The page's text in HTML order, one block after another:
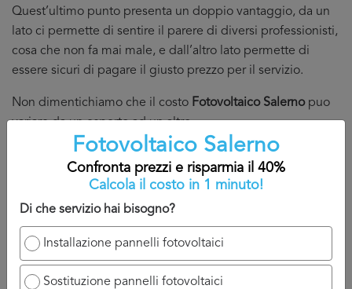
Quest’ultimo punto presenta un doppio vantaggio, da un
lato ci permette di sentire il parere di diversi professionisti,
cosa che non fa mai male, e dall’altro lato permette di
essere sicuri di pagare il giusto prezzo per il servizio.
Non dimentichiamo che il costo Fotovoltaico Salernopuo
variare da un esperto ad un altro.
Tuttavia, il fatto di aver fatto un confronto, aver discusso
con diversi professionisti e avere in mano diversi preventivi
Infatti, non sempre è giusto affidarci al meno caro, a volte è
anche questione di feeling o conoscenza del
professionista del punto specifico.
Fotovoltaico Salerno
Confronta prezzi e risparmia il 40%
Calcola il costo in 1 minuto!
Di che servizio hai bisogno?
Installazione pannelli fotovoltaici
Sostituzione pannelli fotovoltaici